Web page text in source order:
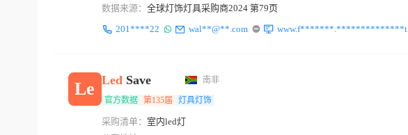
数据来源： 全球灯饰灯具采购商2024 第79页
201****22
wal**@**.com www.f*******.**************t
Le LedSave 南非
官方数据 第135届 灯具灯饰
采购清单： 室内led灯